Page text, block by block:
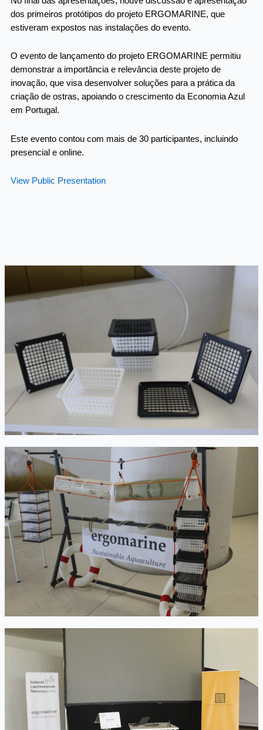
dos primeiros protótipos do projeto ERGOMARINE, que
estiveram expostos nas instalações do evento.
O evento de lançamento do projeto ERGOMARINE permitiu
demonstrar a importância e relevância deste projeto de
inovação, que visa desenvolver soluções para a prática da
criação de ostras, apoiando o crescimento da Economia Azul
em Portugal.
Este evento contou com mais de 30 participantes, incluindo
presencial e online.
View Public Presentation